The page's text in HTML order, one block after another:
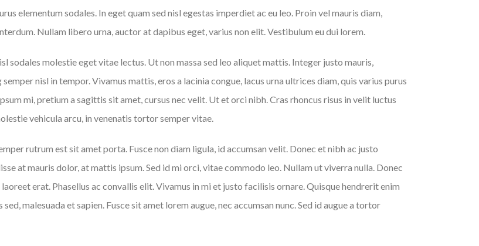
elementum sodales. In eget quam sed nisl egestas imperdiet ac eu leo. Proin vel mauris diam,
Nullam libero urna, auctor at dapibus eget, varius non elit. Vestibulum eu dui lorem.
sodales molestie eget vitae lectus. Ut non massa sed leo aliquet mattis. Integer justo mauris,
nisl in tempor. Vivamus mattis, eros a lacinia congue, lacus urna ultrices diam, quis varius purus
mi, pretium a sagittis sit amet, cursus nec velit. Ut et orci nibh. Cras rhoncus risus in velit luctus
vehicula arcu, in venenatis tortor semper vitae.
rutrum est sit amet porta. Fusce non diam ligula, id accumsan velit. Donec et nibh ac justo
at mauris dolor, at mattis ipsum. Sed id mi orci, vitae commodo leo. Nullam ut viverra nulla. Donec
erat. Phasellus ac convallis elit. Vivamus in mi et justo facilisis ornare. Quisque hendrerit enim
malesuada et sapien. Fusce sit amet lorem augue, nec accumsan nunc. Sed id augue a tortor